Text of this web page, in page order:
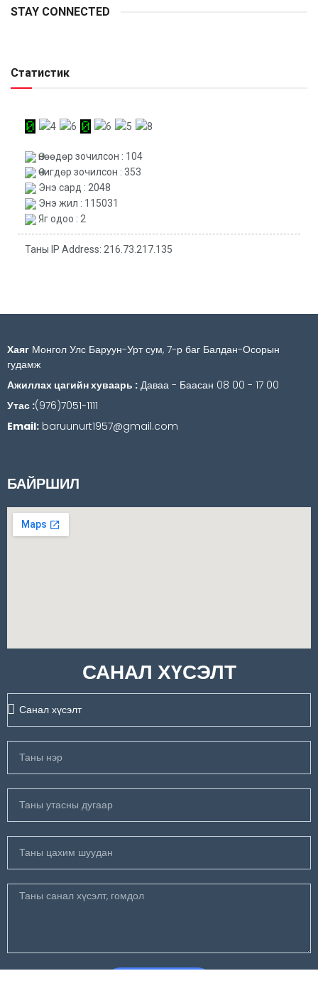
STAY CONNECTED
Статистик
Өнөөдөр зочилсон : 104
Өчигдөр зочилсон : 353
Энэ сард : 2048
Энэ жил : 115031
Яг одоо : 2
Таны IP Address: 216.73.217.135
Хаяг Монгол Улс Баруун-Урт сум, 7-р баг Балдан-Осорын
гудамж
Ажиллах цагийн хуваарь : Даваа - Баасан 08 00 - 17 00
Утас :(976)7051-1111
Email: baruunurt1957@gmail.com
БАЙРШИЛ
САНАЛ ХҮСЭЛТ